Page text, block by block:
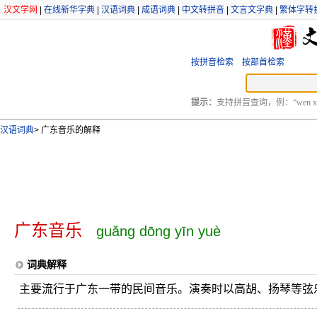
汉文学网 在线新华字典 汉语词典 成语词典 中文转拼音 文言文字典 繁体字转
按拼音检索 按部首检索
提示： 支持拼音查询，例：“wen
汉语词典> 广东音乐的解释
广东音乐 guǎng dōng yīn yuè
词典解释
主要流行于广东一带的民间音乐。演奏时以高胡、扬琴等